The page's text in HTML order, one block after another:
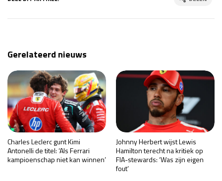
Gerelateerd nieuws
Charles Leclerc gunt Kimi
Antonelli de titel: ‘Als Ferrari
kampioenschap niet kan winnen’
Johnny Herbert wijst Lewis
Hamilton terecht na kritiek op
FIA-stewards: ‘Was zijn eigen
fout’